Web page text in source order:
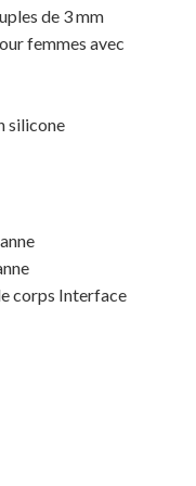
vide.
de 3 mm
femmes avec
silicone
corps Interface